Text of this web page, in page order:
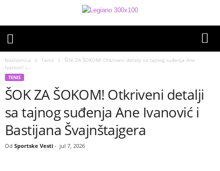
Naslovnica Tenis
ŠOK ZA ŠOKOM! Otkriveni detalji sa tajnog suđenja Ane
Ivanović i...
TENIS
ŠOK ZA ŠOKOM! Otkriveni detalji
sa tajnog suđenja Ane Ivanović i
Bastijana Švajnštajgera
Od Sportske Vesti - jul 7, 2026